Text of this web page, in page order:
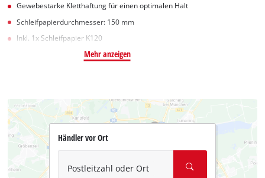
Gewebestarke Kletthaftung für einen optimalen Halt
Schleifpapierdurchmesser: 150 mm
Inkl. 1x Schleifpapier K120
Mehr anzeigen
Händler vor Ort
Postleitzahl oder Ort